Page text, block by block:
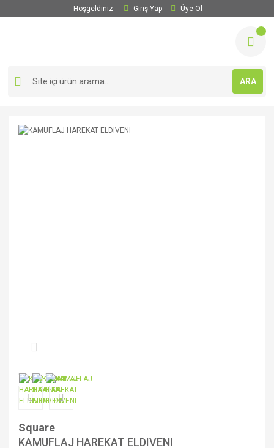
Hoşgeldiniz Giriş Yap Üye Ol
ARA
Square
KAMUFLAJ HAREKAT ELDIVENI